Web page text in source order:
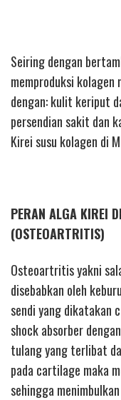
Seiring dengan
memproduksi
dengan: kulit keriput
persendian sakit dan
Kirei susu kolagen di
PERAN ALGA KIREI
(OSTEOARTRITIS)
Osteoartritis yakni
disebabkan oleh
sendi yang dikatakan
shock absorber
tulang yang terlibat
pada cartilage maka
sehingga